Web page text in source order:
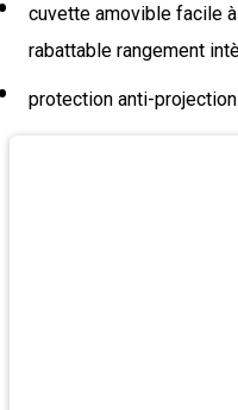
cuvette amovible facile
rabattable rangement
protection anti-